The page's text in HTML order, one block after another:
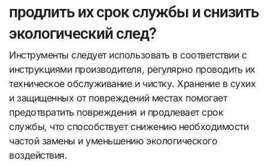
продлить их срок службы и снизить
экологический след?
Инструменты следует использовать в соответствии с
инструкциями производителя, регулярно проводить их
техническое обслуживание и чистку. Хранение в сухих
и защищенных от повреждений местах помогает
предотвратить повреждения и продлевает срок
службы, что способствует снижению необходимости
частой замены и уменьшению экологического
воздействия.